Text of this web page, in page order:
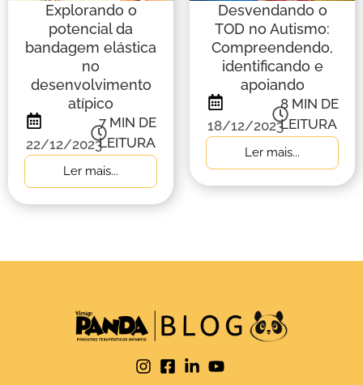
Explorando o
potencial da
bandagem elástica
no
desenvolvimento
atípico
22/12/2023
7 MIN DE
LEITURA
Ler mais...
Desvendando o
TOD no Autismo:
Compreendendo,
identificando e
apoiando
18/12/2023
8 MIN DE
LEITURA
Ler mais...